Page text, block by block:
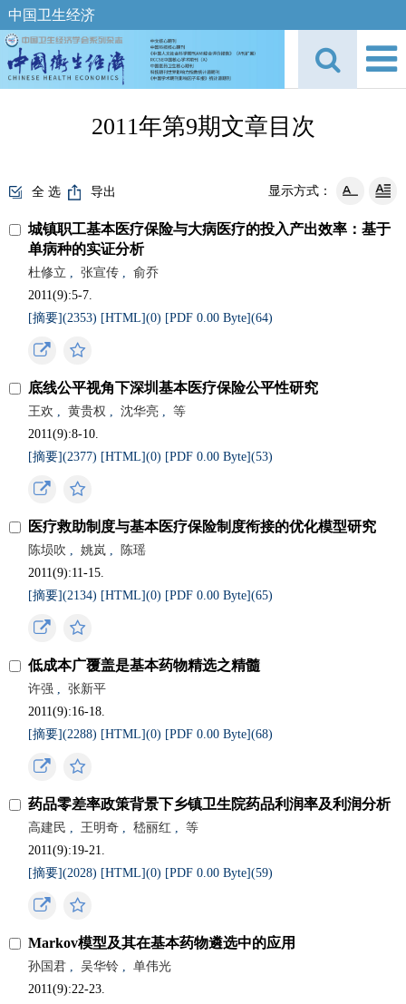
中国卫生经济
2011年第9期文章目次
全 选 导出 显示方式：
城镇职工基本医疗保险与大病医疗的投入产出效率：基于
单病种的实证分析
杜修立 , 张宣传 ,
俞乔
2011(9):5-7.
[摘要](2353) [HTML](0) [PDF 0.00 Byte](64)
底线公平视角下深圳基本医疗保险公平性研究
王欢 , 黄贵权 , 沈华亮 ,
等
2011(9):8-10.
[摘要](2377) [HTML](0) [PDF 0.00 Byte](53)
医疗救助制度与基本医疗保险制度衔接的优化模型研究
陈埙吹 , 姚岚 ,
陈瑶
2011(9):11-15.
[摘要](2134) [HTML](0) [PDF 0.00 Byte](65)
低成本广覆盖是基本药物精选之精髓
许强 ,
张新平
2011(9):16-18.
[摘要](2288) [HTML](0) [PDF 0.00 Byte](68)
药品零差率政策背景下乡镇卫生院药品利润率及利润分析
高建民 , 王明奇 , 嵇丽红 ,
等
2011(9):19-21.
[摘要](2028) [HTML](0) [PDF 0.00 Byte](59)
Markov模型及其在基本药物遴选中的应用
孙国君 , 吴华铃 ,
单伟光
2011(9):22-23.